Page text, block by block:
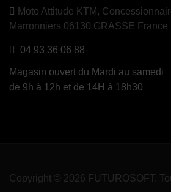
Moto Attitude KTM,
Marronniers 06130 GRASSE France
04 93 36 06 88
Magasin ouvert du Mardi au samedi
de 9h à 12h et de 14H à 18h30
Copyright © 2026 FUTUROSOFT.